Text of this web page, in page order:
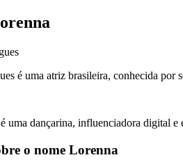
é uma atriz brasileira, conhecida por
uma dançarina, influenciadora digital e
o nome Lorenna